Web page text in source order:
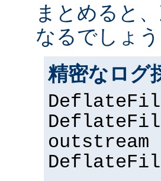
まとめると
なるでしょう
精密なログ
outstream